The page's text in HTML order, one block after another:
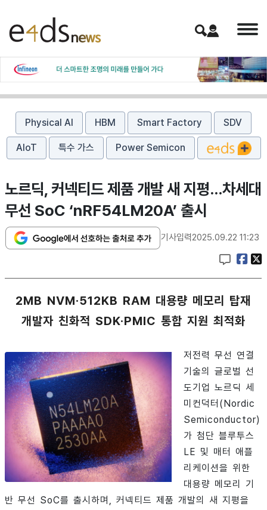
Physical AI HBM Smart Factory SDV
AIoT 특수 가스 Power Semicon
노르딕, 커넥티드 제품 개발 새 지평…차세대
무선 SoC ‘nRF54LM20A’ 출시
기사입력2025.09.22 11:23
2MB NVM·512KB RAM 대용량 메모리 탑재
개발자 친화적 SDK·PMIC 통합 지원 최적화
저전력 무선 연결
기술의 글로벌 선
도기업 노르딕 세
미컨덕터(Nordic
Semiconductor)
가 첨단 블루투스
LE 및 매터 애플
리케이션을 위한
대용량 메모리 기
반 무선 SoC를 출시하며, 커넥티드 제품 개발의 새 지평을